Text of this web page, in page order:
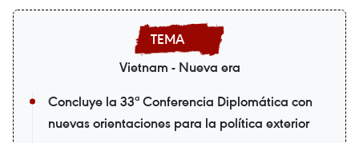
Vietnam - Nueva era
Concluye la 33ª Conferencia Diplomática con
nuevas orientaciones para la política exterior